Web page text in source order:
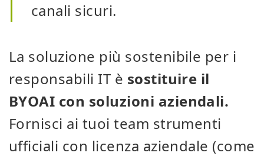
canali sicuri.
La soluzione più sostenibile per i
responsabili IT è sostituire il
BYOAI con soluzioni aziendali.
Fornisci ai tuoi team strumenti
ufficiali con licenza aziendale (come